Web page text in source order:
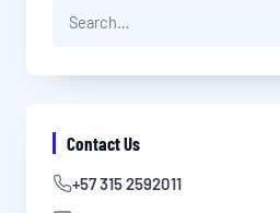
Contact Us
+57 315 2592011